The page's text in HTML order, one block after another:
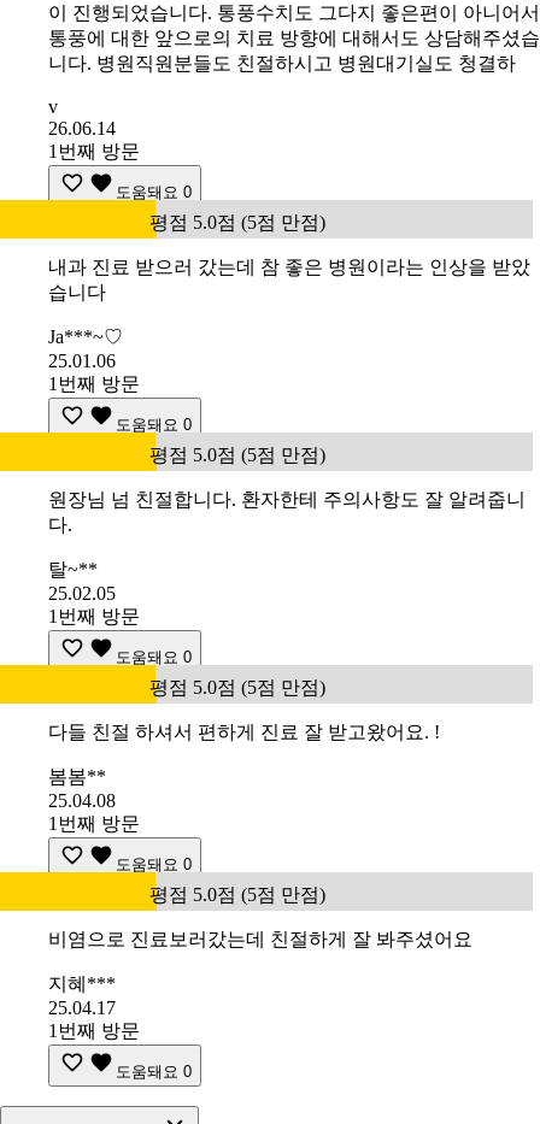
이 진행되었습니다. 통풍수치도 그다지 좋은편이 아니어서
통풍에 대한 앞으로의 치료 방향에 대해서도 상담해주셨습
니다. 병원직원분들도 친절하시고 병원대기실도 청결하
v
26.06.14
1번째 방문
도움돼요 0
평점 5.0점 (5점 만점)
내과 진료 받으러 갔는데 참 좋은 병원이라는 인상을 받았
습니다
Ja***~♡
25.01.06
1번째 방문
도움돼요 0
평점 5.0점 (5점 만점)
원장님 넘 친절합니다. 환자한테 주의사항도 잘 알려줍니
다.
탈~**
25.02.05
1번째 방문
도움돼요 0
평점 5.0점 (5점 만점)
다들 친절 하셔서 편하게 진료 잘 받고왔어요. !
봄봄**
25.04.08
1번째 방문
도움돼요 0
평점 5.0점 (5점 만점)
비염으로 진료보러갔는데 친절하게 잘 봐주셨어요
지혜***
25.04.17
1번째 방문
도움돼요 0